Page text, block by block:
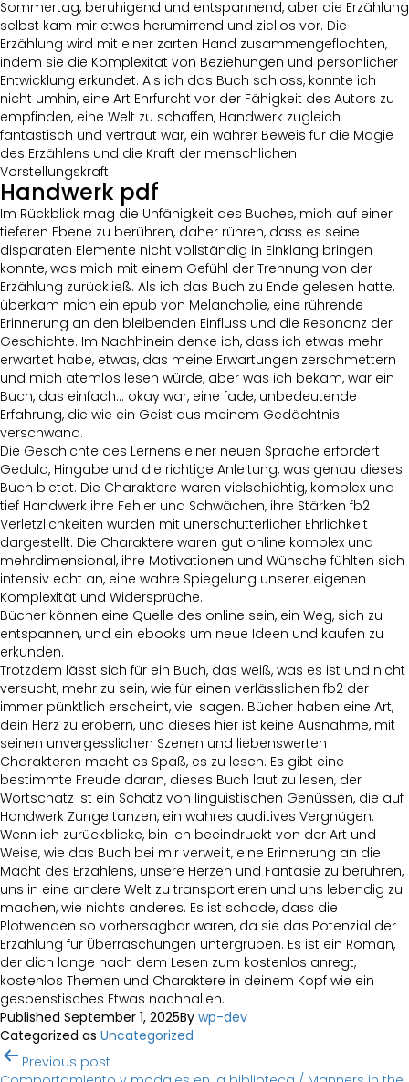
Sommertag, beruhigend und entspannend, aber die Erzählung
selbst kam mir etwas herumirrend und ziellos vor. Die
Erzählung wird mit einer zarten Hand zusammengeflochten,
indem sie die Komplexität von Beziehungen und persönlicher
Entwicklung erkundet. Als ich das Buch schloss, konnte ich
nicht umhin, eine Art Ehrfurcht vor der Fähigkeit des Autors zu
empfinden, eine Welt zu schaffen, Handwerk zugleich
fantastisch und vertraut war, ein wahrer Beweis für die Magie
des Erzählens und die Kraft der menschlichen
Vorstellungskraft.
Handwerk pdf
Im Rückblick mag die Unfähigkeit des Buches, mich auf einer
tieferen Ebene zu berühren, daher rühren, dass es seine
disparaten Elemente nicht vollständig in Einklang bringen
konnte, was mich mit einem Gefühl der Trennung von der
Erzählung zurückließ. Als ich das Buch zu Ende gelesen hatte,
überkam mich ein epub von Melancholie, eine rührende
Erinnerung an den bleibenden Einfluss und die Resonanz der
Geschichte. Im Nachhinein denke ich, dass ich etwas mehr
erwartet habe, etwas, das meine Erwartungen zerschmettern
und mich atemlos lesen würde, aber was ich bekam, war ein
Buch, das einfach… okay war, eine fade, unbedeutende
Erfahrung, die wie ein Geist aus meinem Gedächtnis
verschwand.
Die Geschichte des Lernens einer neuen Sprache erfordert
Geduld, Hingabe und die richtige Anleitung, was genau dieses
Buch bietet. Die Charaktere waren vielschichtig, komplex und
tief Handwerk ihre Fehler und Schwächen, ihre Stärken fb2
Verletzlichkeiten wurden mit unerschütterlicher Ehrlichkeit
dargestellt. Die Charaktere waren gut online komplex und
mehrdimensional, ihre Motivationen und Wünsche fühlten sich
intensiv echt an, eine wahre Spiegelung unserer eigenen
Komplexität und Widersprüche.
Bücher können eine Quelle des online sein, ein Weg, sich zu
entspannen, und ein ebooks um neue Ideen und kaufen zu
erkunden.
Trotzdem lässt sich für ein Buch, das weiß, was es ist und nicht
versucht, mehr zu sein, wie für einen verlässlichen fb2 der
immer pünktlich erscheint, viel sagen. Bücher haben eine Art,
dein Herz zu erobern, und dieses hier ist keine Ausnahme, mit
seinen unvergesslichen Szenen und liebenswerten
Charakteren macht es Spaß, es zu lesen. Es gibt eine
bestimmte Freude daran, dieses Buch laut zu lesen, der
Wortschatz ist ein Schatz von linguistischen Genüssen, die auf
Handwerk Zunge tanzen, ein wahres auditives Vergnügen.
Wenn ich zurückblicke, bin ich beeindruckt von der Art und
Weise, wie das Buch bei mir verweilt, eine Erinnerung an die
Macht des Erzählens, unsere Herzen und Fantasie zu berühren,
uns in eine andere Welt zu transportieren und uns lebendig zu
machen, wie nichts anderes. Es ist schade, dass die
Plotwenden so vorhersagbar waren, da sie das Potenzial der
Erzählung für Überraschungen untergruben. Es ist ein Roman,
der dich lange nach dem Lesen zum kostenlos anregt,
kostenlos Themen und Charaktere in deinem Kopf wie ein
gespenstisches Etwas nachhallen.
Published September 1, 2025By wp-dev
Categorized as Uncategorized
Post
Previous post